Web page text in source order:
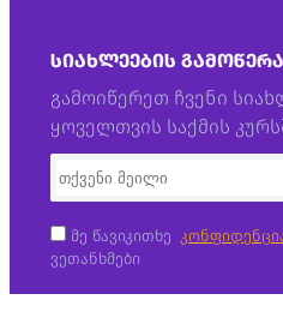
ᲡᲘᲐᲮᲚᲔᲔᲑᲘᲡ ᲒᲐᲛᲝᲬᲔᲠᲐ
გამოიწერეთ ჩვენი
ყოველთვის საქმის
მე წავიკითხე
ვეთანხმები